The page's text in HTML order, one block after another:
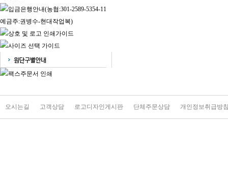
오시는길 고객상담 로고디자인게시판 단체주문상담 개인정보취급방